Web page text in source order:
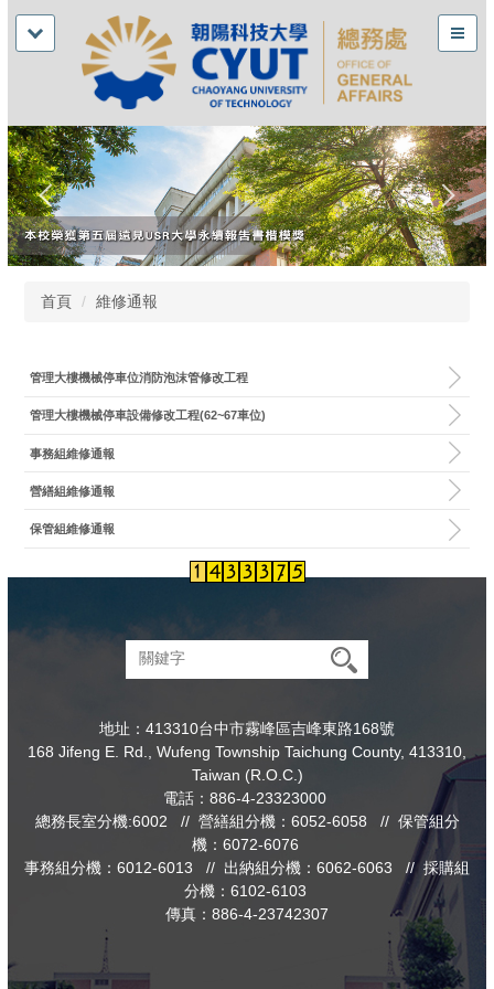
首頁 維修通報
管理大樓機械停車位消防泡沫管修改工程
管理大樓機械停車設備修改工程(62~67車位)
事務組維修通報
營繕組維修通報
保管組維修通報
地址：413310台中市霧峰區吉峰東路168號
168 Jifeng E. Rd., Wufeng Township Taichung County, 413310,
Taiwan (R.O.C.)
電話：886-4-23323000
總務長室分機:6002 // 營繕組分機：6052-6058 // 保管組分
機：6072-6076
事務組分機：6012-6013 // 出納組分機：6062-6063 // 採購組
分機：6102-6103
傳真：886-4-23742307